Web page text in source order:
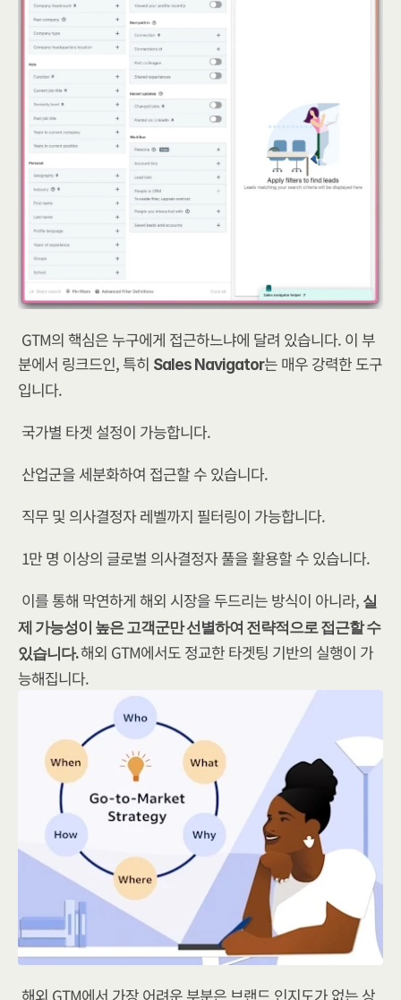
GTM의 핵심은 누구에게 접근하느냐에 달려 있습니다. 이 부
분에서 링크드인, 특히 Sales Navigator는 매우 강력한 도구
입니다.
국가별 타겟 설정이 가능합니다.
산업군을 세분화하여 접근할 수 있습니다.
직무 및 의사결정자 레벨까지 필터링이 가능합니다.
1만 명 이상의 글로벌 의사결정자 풀을 활용할 수 있습니다.
이를 통해 막연하게 해외 시장을 두드리는 방식이 아니라, 실
제 가능성이 높은 고객군만 선별하여 전략적으로 접근할 수
있습니다. 해외 GTM에서도 정교한 타겟팅 기반의 실행이 가
능해집니다.
해외 GTM에서 가장 어려운 부분은 브랜드 인지도가 없는 상